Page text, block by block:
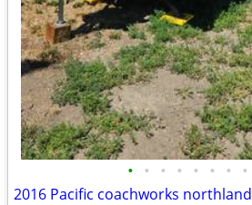
• • • • • • • •
2016 Pacific coachworks northland